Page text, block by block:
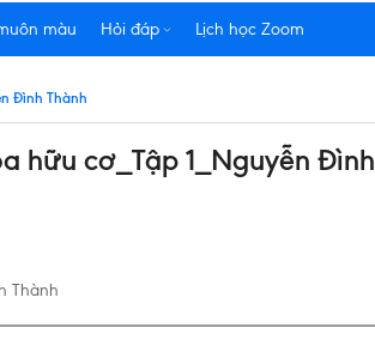
màu Hỏi đáp Lịch học Zoom
Đình Thành
hữu cơ_Tập 1_Nguyễn Đình
Thành